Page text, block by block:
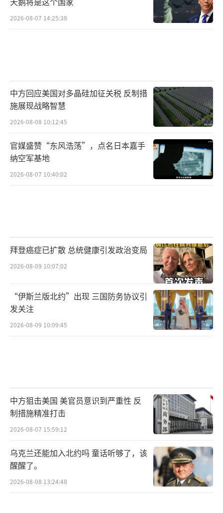
是实施地区影响力的关键抓手。失去这些盟友
意味着伊朗将陷入孤立，在对美和对以谈判或
交叉点。综合考虑前面提到的四大关键问题，
美伊第二轮谈判的前景不容乐观，相对比较积
极的结果是可能达成“止血式”临时共识，将
停火延长2-4周。具体来说，可能包括美方解冻
部分伊朗资产，伊朗暂停60%浓缩铀活动但不
放弃相关权利，霍尔木兹海峡有限恢复通航。
这一结果能避免短期冲突升级，稳定能源市
然在向中东地区大规模集结兵力，“布什”号
航母正绕行非洲前往中东，“拳师”号两栖作
战群预计将于接近月底时抵达。无论特朗普公
开发表什么漂亮话，美军实施大规模地面进攻
的可能性依然高度存在。（责任编辑：卢其龙 CM088
2）
2026-08-07 14:25:38
中方回应美国对多晶硅加征关税 反制措
施展现战略智慧
2026-08-08 10:12:45
官媒盛赞“东风浩荡”，点名日本嘉手
纳空军基地
2026-08-07 10:40:02
拜登癌症已扩散 总统健康引发政治变局
2026-08-09 10:07:02
“伊斯兰版北约”出现 三国防务协议引
发关注
2026-08-09 10:09:45
中方狙击美国 美官员意识到严重性 反
制措施精准打击
2026-08-07 15:59:12
乌克兰还能加入北约吗 童话听够了，该
醒醒了。
2026-08-08 13:24:48